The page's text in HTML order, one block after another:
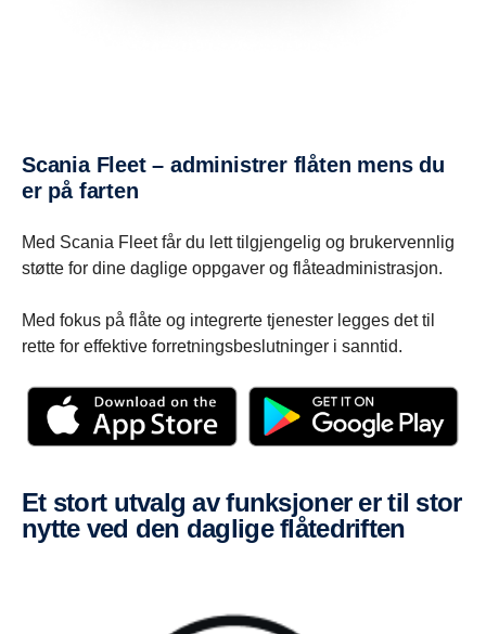
Scania Fleet – administrer flåten mens du
er på farten
Med Scania Fleet får du lett tilgjengelig og brukervennlig
støtte for dine daglige oppgaver og flåteadministrasjon.
Med fokus på flåte og integrerte tjenester legges det til
rette for effektive forretningsbeslutninger i sanntid.
Et stort utvalg av funksjoner er til stor
nytte ved den daglige flåtedriften